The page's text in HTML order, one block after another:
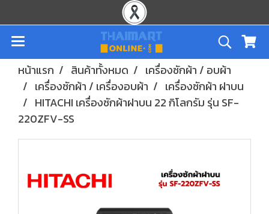
หน้าแรก สินค้าทั้งหมด
เครื่องซักผ้า / อบผ้า
เครื่องซักผ้า / เครื่องอบผ้า
เครื่องซักผ้า ฝาบน
HITACHI เครื่องซักผ้าฝาบน 22 กิโลกรัม รุ่น SF-
220ZFV-SS